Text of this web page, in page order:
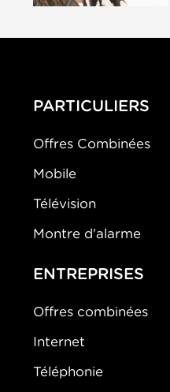
PARTICULIERS
Offres Combinées
Mobile
Télévision
Montre d'alarme
ENTREPRISES
Offres combinées
Internet
Téléphonie